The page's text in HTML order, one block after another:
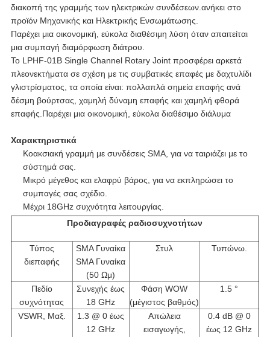
διακοπή της γραμμής των ηλεκτρικών συνδέσεων.ανήκει στο
προϊόν Μηχανικής και Ηλεκτρικής Ενσωμάτωσης.
Παρέχει μια οικονομική, εύκολα διαθέσιμη λύση όταν απαιτείται
μια συμπαγή διαμόρφωση διάτρου.
Το LPHF-01B Single Channel Rotary Joint προσφέρει αρκετά
πλεονεκτήματα σε σχέση με τις συμβατικές επαφές με δαχτυλίδι
γλιστρίσματος, τα οποία είναι: πολλαπλά σημεία επαφής ανά
δέσμη βούρτσας, χαμηλή δύναμη επαφής και χαμηλή φθορά
επαφής.Παρέχει μια οικονομική, εύκολα διαθέσιμο διάλυμα
Χαρακτηριστικά
Κοακσιακή γραμμή με συνδέσεις SMA, για να ταιριάζει με το
σύστημά σας.
Μικρό μέγεθος και ελαφρύ βάρος, για να εκπληρώσει το
συμπαγές σας σχέδιο.
Μέχρι 18GHz συχνότητα λειτουργίας.
Προδιαγραφές ραδιοσυχνοτήτων
Τύπος
διεπαφής
SMA Γυναίκα
SMA Γυναίκα
(50 Ωμ)
Στυλ Τυπώνω.
Πεδίο
συχνότητας
Συνεχής έως
18 GHz
Φάση WOW
(μέγιστος βαθμός)
1.5 °
VSWR, Μαξ.
1.3 @ 0 έως
12 GHz
Απώλεια
εισαγωγής,
0.4 dB @ 0
έως 12 GHz